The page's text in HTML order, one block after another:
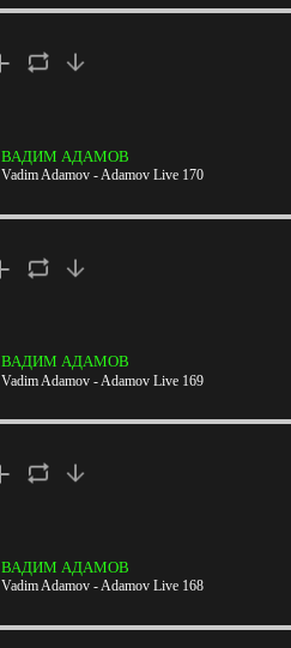
ВАДИМ АДАМОВ
Vadim Adamov - Adamov Live 170
ВАДИМ АДАМОВ
Vadim Adamov - Adamov Live 169
ВАДИМ АДАМОВ
Vadim Adamov - Adamov Live 168